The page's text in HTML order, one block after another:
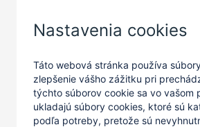
Nastavenia cookies
Táto webová stránka používa
zlepšenie vášho zážitku pri
týchto súborov cookie sa vo vašom
ukladajú súbory cookies, ktoré sú
podľa potreby, pretože sú